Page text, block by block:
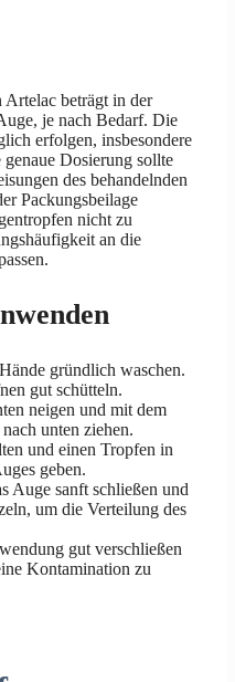
beträgt in der
je nach Bedarf. Die
erfolgen, insbesondere
Dosierung sollte
des behandelnden
Packungsbeilage
nicht zu
an die
gründlich waschen.
gut schütteln.
neigen und mit dem
unten ziehen.
und einen Tropfen in
geben.
Auge sanft schließen und
um die Verteilung des
gut verschließen
Kontamination zu